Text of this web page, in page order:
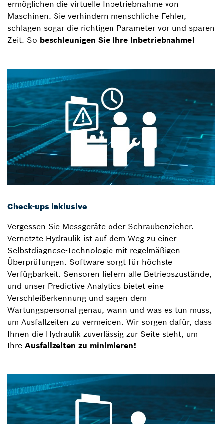
ermöglichen die virtuelle Inbetriebnahme von
Maschinen. Sie verhindern menschliche Fehler,
schlagen sogar die richtigen Parameter vor und sparen
Zeit. So beschleunigen Sie Ihre Inbetriebnahme!
Check-ups inklusive
Vergessen Sie Messgeräte oder Schraubenzieher.
Vernetzte Hydraulik ist auf dem Weg zu einer
Selbstdiagnose-Technologie mit regelmäßigen
Überprüfungen. Software sorgt für höchste
Verfügbarkeit. Sensoren liefern alle Betriebszustände,
und unser Predictive Analytics bietet eine
Verschleißerkennung und sagen dem
Wartungspersonal genau, wann und was es tun muss,
um Ausfallzeiten zu vermeiden. Wir sorgen dafür, dass
Ihnen die Hydraulik zuverlässig zur Seite steht, um
Ihre Ausfallzeiten zu minimieren!